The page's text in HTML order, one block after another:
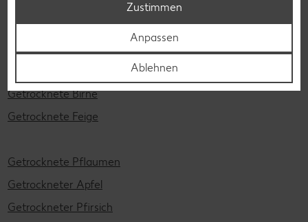
Getreideprodukte
Getrocknete Aprikosen
Getrocknete Birne
Getrocknete Feige
Getrocknete Pflaumen
Getrockneter Apfel
Getrockneter Pfirsich
Zustimmen
Anpassen
Ablehnen